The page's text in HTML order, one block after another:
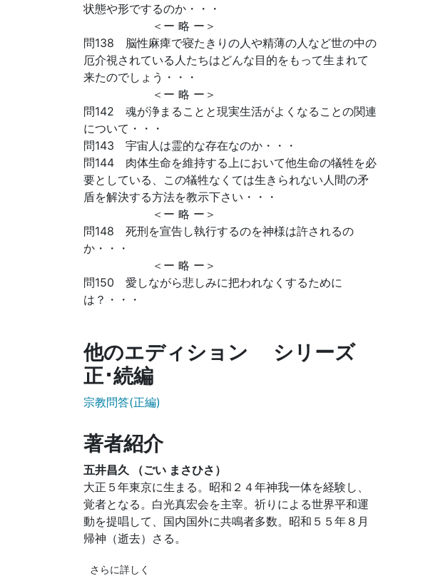
状態や形でするのか・・・
＜ー 略 ー＞
問138 脳性麻痺で寝たきりの人や精薄の人など世の中の
厄介視されている人たちはどんな目的をもって生まれて
来たのでしょう・・・
＜ー 略 ー＞
問142 魂が浄まることと現実生活がよくなることの関連
について・・・
問143 宇宙人は霊的な存在なのか・・・
問144 肉体生命を維持する上において他生命の犠牲を必
要としている、この犠牲なくては生きられない人間の矛
盾を解決する方法を教示下さい・・・
＜ー 略 ー＞
問148 死刑を宣告し執行するのを神様は許されるの
か・・・
＜ー 略 ー＞
問150 愛しながら悲しみに把われなくするために
は？・・・
他のエディション シリーズ
正･続編
宗教問答(正編)
著者紹介
五井昌久 （ごい まさひさ）
大正５年東京に生まる。昭和２４年神我一体を経験し、
覚者となる。白光真宏会を主宰。祈りによる世界平和運
動を提唱して、国内国外に共鳴者多数。昭和５５年８月
帰神（逝去）さる。
さらに詳しく